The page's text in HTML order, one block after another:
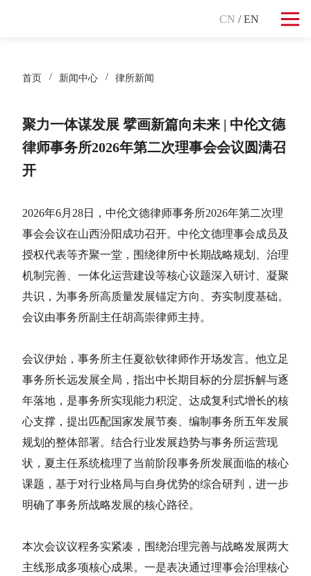
CN / EN
首页 新闻中心 律所新闻
聚力一体谋发展 擘画新篇向未来 | 中伦文德
律师事务所2026年第二次理事会会议圆满召
开
2026年6月28日，中伦文德律师事务所2026年第二次理
事会会议在山西汾阳成功召开。中伦文德理事会成员及
授权代表等齐聚一堂，围绕律所中长期战略规划、治理
机制完善、一体化运营建设等核心议题深入研讨、凝聚
共识，为事务所高质量发展锚定方向、夯实制度基础。
会议由事务所副主任胡高崇律师主持。
会议伊始，事务所主任夏欲钦律师作开场发言。他立足
事务所长远发展全局，指出中长期目标的分层拆解与逐
年落地，是事务所实现能力积淀、达成复利式增长的核
心支撑，提出匹配国家发展节奏、编制事务所五年发展
规划的整体部署。结合行业发展趋势与事务所运营现
状，夏主任系统梳理了当前阶段事务所发展面临的核心
课题，基于对行业格局与自身优势的综合研判，进一步
明确了事务所战略发展的核心路径。
本次会议议程务实紧凑，围绕治理完善与战略发展两大
主线形成多项核心成果。一是表决通过理事会治理核心